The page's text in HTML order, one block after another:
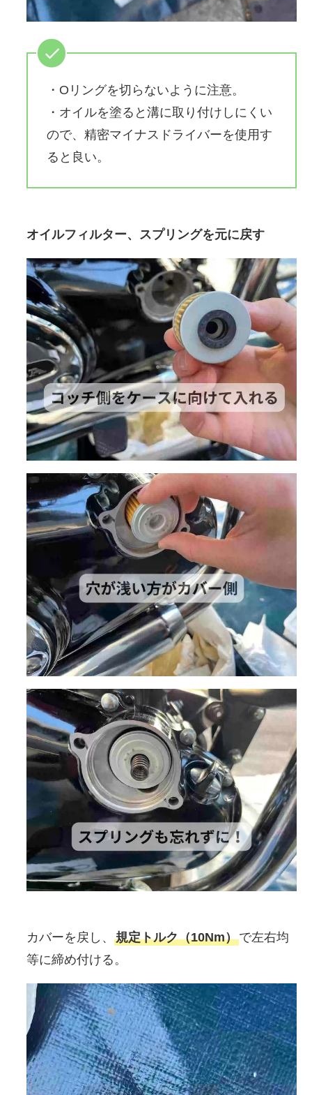
・Oリングを切らないように注意。
・オイルを塗ると溝に取り付けしにくい
ので、精密マイナスドライバーを使用す
ると良い。
オイルフィルター、スプリングを元に戻す
カバーを戻し、規定トルク（10Nm）で左右均
等に締め付ける。